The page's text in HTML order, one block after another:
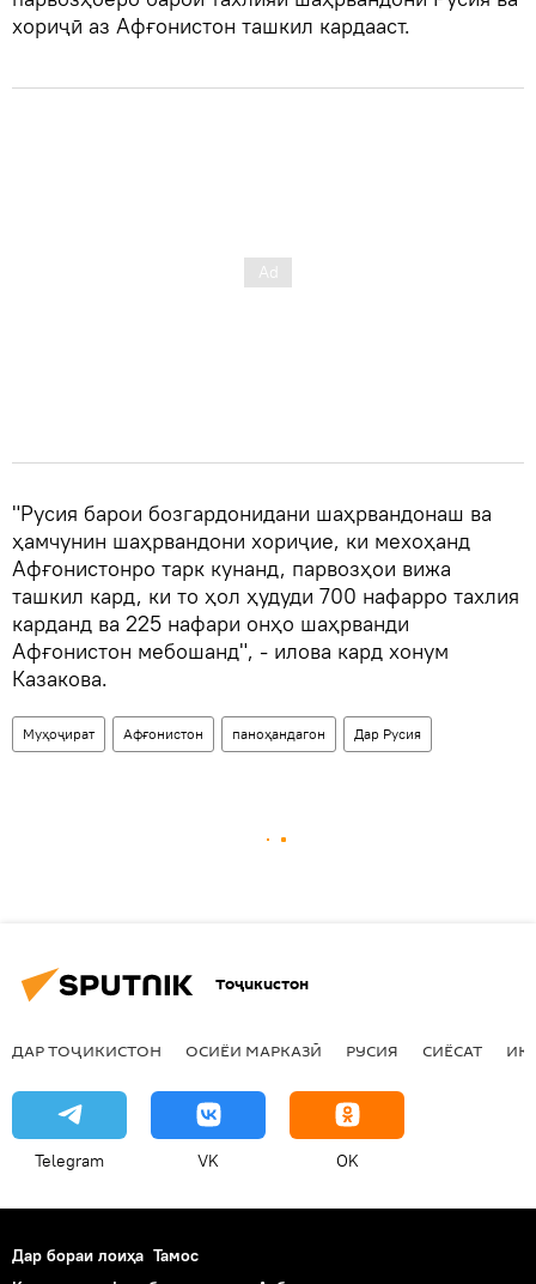
хориҷӣ аз Афғонистон ташкил кардааст.
"Русия барои бозгардонидани шаҳрвандонаш ва
ҳамчунин шаҳрвандони хориҷие, ки мехоҳанд
Афғонистонро тарк кунанд, парвозҳои вижа
ташкил кард, ки то ҳол ҳудуди 700 нафарро тахлия
карданд ва 225 нафари онҳо шаҳрванди
Афғонистон мебошанд", - илова кард хонум
Казакова.
Муҳоҷират Афғонистон паноҳандагон Дар Русия
Тоҷикистон
ДАР ТОҶИКИСТОН ОСИЁИ МАРКАЗӢ РУСИЯ СИЁСАТ
Telegram VK OK
Дар бораи лоиҳа Тамос